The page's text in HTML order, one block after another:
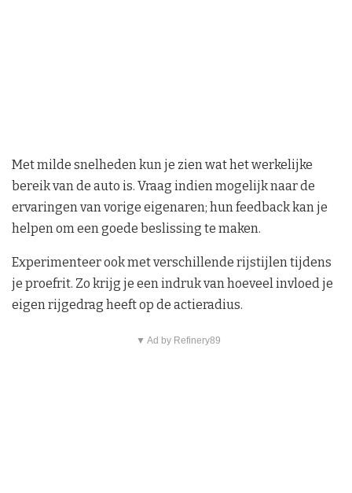
Met milde snelheden kun je zien wat het werkelijke
bereik van de auto is. Vraag indien mogelijk naar de
ervaringen van vorige eigenaren; hun feedback kan je
helpen om een goede beslissing te maken.
Experimenteer ook met verschillende rijstijlen tijdens
je proefrit. Zo krijg je een indruk van hoeveel invloed je
eigen rijgedrag heeft op de actieradius.
▼ Ad by Refinery89